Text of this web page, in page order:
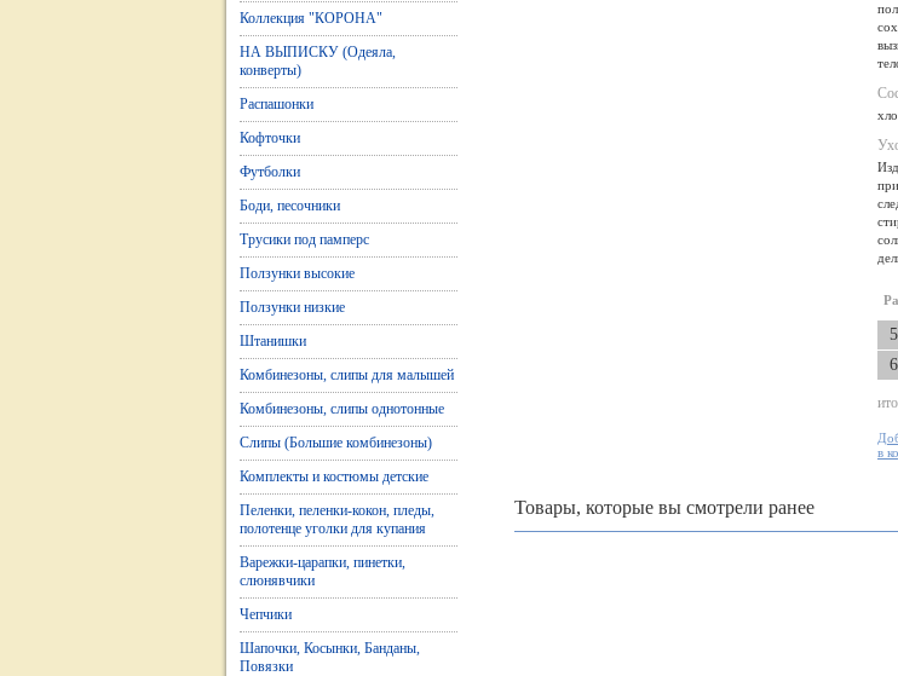
Коллекция "КОРОНА"
НА ВЫПИСКУ (Одеяла,
конверты)
Распашонки
Кофточки
Футболки
Боди, песочники
Трусики под памперс
Ползунки высокие
Ползунки низкие
Штанишки
Комбинезоны, слипы для малышей
Комбинезоны, слипы однотонные
Слипы (Большие комбинезоны)
Комплекты и костюмы детские
Пеленки, пеленки-кокон, пледы,
полотенце уголки для купания
Варежки-царапки, пинетки,
слюнявчики
Чепчики
Шапочки, Косынки, Банданы,
Повязки
в
Товары, которые вы смотрели ранее